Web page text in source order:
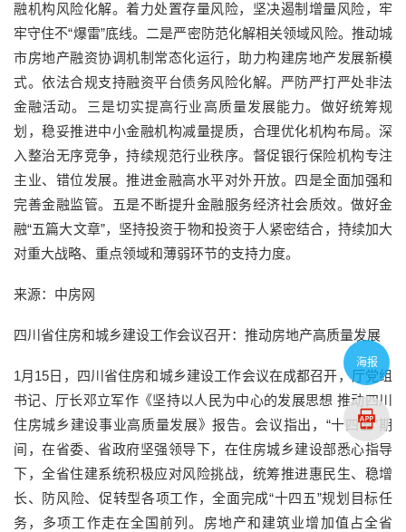
融机构风险化解。着力处置存量风险，坚决遏制增量风险，牢
牢守住不“爆雷”底线。二是严密防范化解相关领域风险。推动城
市房地产融资协调机制常态化运行，助力构建房地产发展新模
式。依法合规支持融资平台债务风险化解。严防严打严处非法
金融活动。三是切实提高行业高质量发展能力。做好统筹规
划，稳妥推进中小金融机构减量提质，合理优化机构布局。深
入整治无序竞争，持续规范行业秩序。督促银行保险机构专注
主业、错位发展。推进金融高水平对外开放。四是全面加强和
完善金融监管。五是不断提升金融服务经济社会质效。做好金
融“五篇大文章”，坚持投资于物和投资于人紧密结合，持续加大
对重大战略、重点领域和薄弱环节的支持力度。
来源：中房网
四川省住房和城乡建设工作会议召开：推动房地产高质量发展
1月15日，四川省住房和城乡建设工作会议在成都召开，厅党组
书记、厅长邓立军作《坚持以人民为中心的发展思想 推动四川
住房城乡建设事业高质量发展》报告。会议指出，“十四五”期
间，在省委、省政府坚强领导下，在住房城乡建设部悉心指导
下，全省住建系统积极应对风险挑战，统筹推进惠民生、稳增
长、防风险、促转型各项工作，全面完成“十四五”规划目标任
务，多项工作走在全国前列。房地产和建筑业增加值占全省
海报